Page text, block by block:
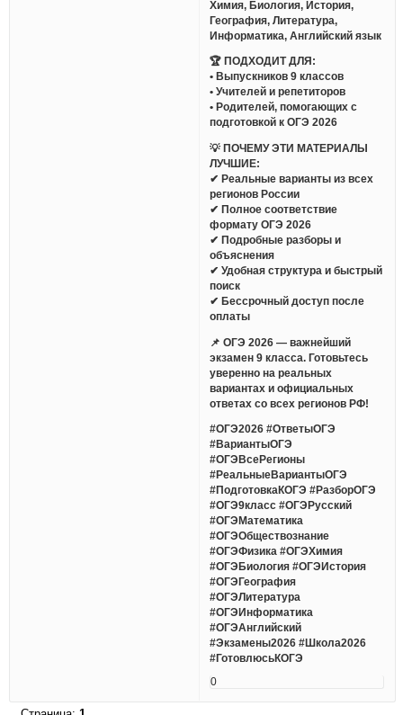
Химия, Биология, История,
География, Литература,
Информатика, Английский язык
🏆 ПОДХОДИТ ДЛЯ:
• Выпускников 9 классов
• Учителей и репетиторов
• Родителей, помогающих с
подготовкой к ОГЭ 2026
💡 ПОЧЕМУ ЭТИ МАТЕРИАЛЫ
ЛУЧШИЕ:
✔ Реальные варианты из всех
регионов России
✔ Полное соответствие
формату ОГЭ 2026
✔ Подробные разборы и
объяснения
✔ Удобная структура и быстрый
поиск
✔ Бессрочный доступ после
оплаты
📌 ОГЭ 2026 — важнейший
экзамен 9 класса. Готовьтесь
уверенно на реальных
вариантах и официальных
ответах со всех регионов РФ!
#ОГЭ2026 #ОтветыОГЭ
#ВариантыОГЭ
#ОГЭВсеРегионы
#РеальныеВариантыОГЭ
#ПодготовкаКОГЭ #РазборОГЭ
#ОГЭ9класс #ОГЭРусский
#ОГЭМатематика
#ОГЭОбществознание
#ОГЭФизика #ОГЭХимия
#ОГЭБиология #ОГЭИстория
#ОГЭГеография
#ОГЭЛитература
#ОГЭИнформатика
#ОГЭАнглийский
#Экзамены2026 #Школа2026
#ГотовлюсьКОГЭ
0